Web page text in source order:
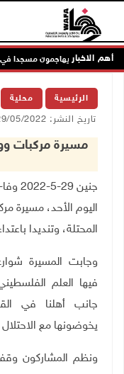
أهم الاخبار
مستعمرون يهاجمون مسجدا في
الرئيسية محلية
تاريخ النشر: 29/05/2022 01:21 م
مسيرة مركبات
اليوم الأحد، مسيرة
المحتلة، وتنديدا
وجابت المسيرة
فيها العلم
جانب أهلنا في
يخوضونها مع
ونظم المشاركون